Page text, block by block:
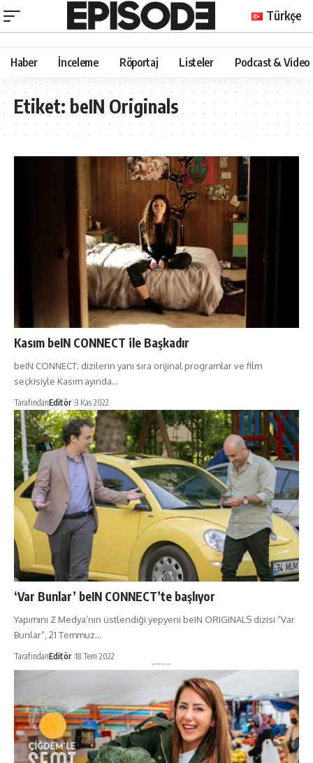
Türkçe
Haber İnceleme Röportaj Listeler Podcast & Video
Etiket:beIN Originals
Kasım beIN CONNECT ile Başkadır
beIN CONNECT; dizilerin yanı sıra orijinal programlar ve film
seçkisiyle Kasım ayında…
TarafındanEditör 3 Kas 2022
‘Var Bunlar’ beIN CONNECT’te başlıyor
Yapımını Z Medya’nın üstlendiği yepyeni beIN ORIGINALS dizisi “Var
Bunlar”, 21 Temmuz…
TarafındanEditör 18 Tem 2022